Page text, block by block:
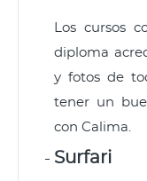
Los cursos
diploma
y fotos de
tener un
con Calima.
Surfari